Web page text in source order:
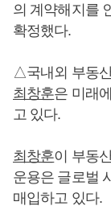
의 계약해지를
확정했다.
△국내외 부동
최창훈은 미래
고 있다.
최창훈이 부동
운용은 글로벌
매입하고 있다.